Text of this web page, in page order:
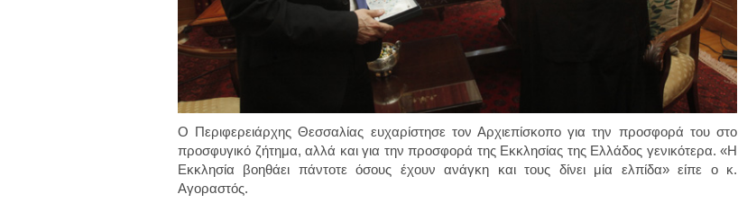
Ο Περιφερειάρχης Θεσσαλίας ευχαρίστησε τον Αρχιεπίσκοπο για την προσφορά του στο
προσφυγικό ζήτημα, αλλά και για την προσφορά της Εκκλησίας της Ελλάδος γενικότερα. «Η
Εκκλησία βοηθάει πάντοτε όσους έχουν ανάγκη και τους δίνει μία ελπίδα» είπε ο κ.
Αγοραστός.